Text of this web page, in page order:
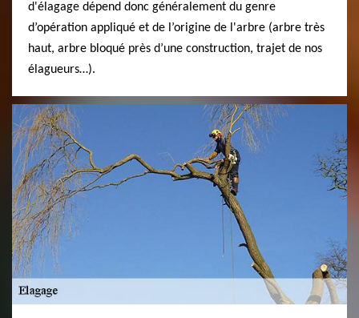
d'élagage dépend donc généralement du genre
d’opération appliqué et de l’origine de l'arbre (arbre très
haut, arbre bloqué près d’une construction, trajet de nos
élagueurs…).